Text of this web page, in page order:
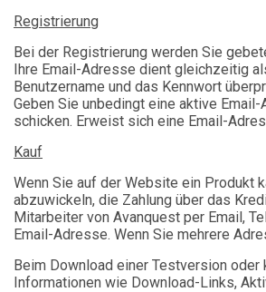
Registrierung
Bei der Registrierung werden Sie
Ihre Email-Adresse dient gleichzeitig
Benutzername und das Kennwort
Geben Sie unbedingt eine aktive
schicken. Erweist sich eine Email-
Kauf
Wenn Sie auf der Website ein Produkt
abzuwickeln, die Zahlung über das
Mitarbeiter von Avanquest per Email,
Email-Adresse. Wenn Sie mehrere
Beim Download einer Testversion
Informationen wie Download-Links,